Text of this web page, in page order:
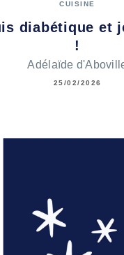
CUISINE
diabétique et
!
Adélaïde
25/02/2026